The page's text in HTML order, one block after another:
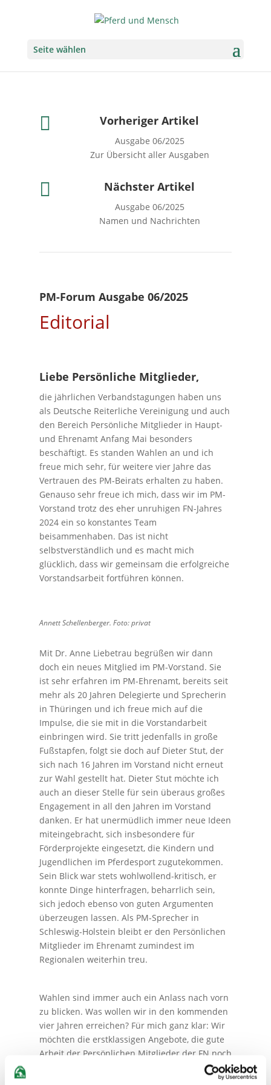
Seite wählen
 Vorheriger Artikel
Ausgabe 06/2025
Zur Übersicht aller Ausgaben
 Nächster Artikel
Ausgabe 06/2025
Namen und Nachrichten
PM-Forum Ausgabe 06/2025
Editorial
Liebe Persönliche Mitglieder,
die jährlichen Verbandstagungen haben uns
als Deutsche Reiterliche Vereinigung und auch
den Bereich Persönliche Mitglieder in Haupt-
und Ehrenamt Anfang Mai besonders
beschäftigt. Es standen Wahlen an und ich
freue mich sehr, für weitere vier Jahre das
Vertrauen des PM-Beirats erhalten zu haben.
Genauso sehr freue ich mich, dass wir im PM-
Vorstand trotz des eher unruhigen FN-Jahres
2024 ein so konstantes Team
beisammenhaben. Das ist nicht
selbstverständlich und es macht mich
glücklich, dass wir gemeinsam die erfolgreiche
Vorstandsarbeit fortführen können.
Annett Schellenberger. Foto: privat
Mit Dr. Anne Liebetrau begrüßen wir dann
doch ein neues Mitglied im PM-Vorstand. Sie
ist sehr erfahren im PM-Ehrenamt, bereits seit
mehr als 20 Jahren Delegierte und Sprecherin
in Thüringen und ich freue mich auf die
Impulse, die sie mit in die Vorstandarbeit
einbringen wird. Sie tritt jedenfalls in große
Fußstapfen, folgt sie doch auf Dieter Stut, der
sich nach 16 Jahren im Vorstand nicht erneut
zur Wahl gestellt hat. Dieter Stut möchte ich
auch an dieser Stelle für sein überaus großes
Engagement in all den Jahren im Vorstand
danken. Er hat unermüdlich immer neue Ideen
miteingebracht, sich insbesondere für
Förderprojekte eingesetzt, die Kindern und
Jugendlichen im Pferdesport zugutekommen.
Sein Blick war stets wohlwollend-kritisch, er
konnte Dinge hinterfragen, beharrlich sein,
sich jedoch ebenso von guten Argumenten
überzeugen lassen. Als PM-Sprecher in
Schleswig-Holstein bleibt er den Persönlichen
Mitglieder im Ehrenamt zumindest im
Regionalen weiterhin treu.
Wahlen sind immer auch ein Anlass nach vorn
zu blicken. Was wollen wir in den kommenden
vier Jahren erreichen? Für mich ganz klar: Wir
möchten die erstklassigen Angebote, die gute
Arbeit der Persönlichen Mitglieder der FN noch
sichtbarer machen. Gemeinsam wollen wir